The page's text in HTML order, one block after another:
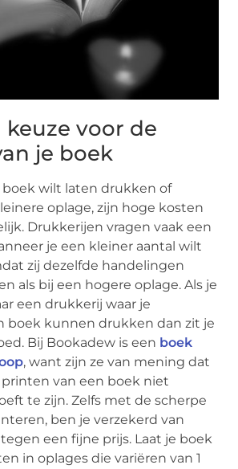
keuze voor de
je boek
boek wilt laten drukken of
oplage, zijn hoge kosten
Drukkerijen vragen vaak een
je een kleiner aantal wilt
zij dezelfde handelingen
als bij een hogere oplage. Als je
een drukkerij waar je
boek kunnen drukken dan zit je
Bij Bookadew is een boek
, want zijn ze van mening dat
van een boek niet
te zijn. Zelfs met de scherpe
ben je verzekerd van
een fijne prijs. Laat je boek
in oplages die variëren van 1